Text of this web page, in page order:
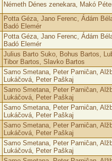
Németh Dénes zenekara, Makó
Potta Géza, Jano Ferenc, Ádám
Badó Elemér
Potta Géza, Jano Ferenc, Ádám
Badó Elemér
Julius Barto Suko, Bohus Bartos,
Tibor Bartos, Slavko Bartos
Samo Smetana, Peter Parniĉan,
Lukáčová, Peter Paškaj
Samo Smetana, Peter Parniĉan,
Lukáčová, Peter Paškaj
Samo Smetana, Peter Parniĉan,
Lukáčová, Peter Paškaj
Samo Smetana, Peter Parniĉan,
Lukáčová, Peter Paškaj
Samo Smetana, Peter Parniĉan,
Lukáčová, Peter Paškaj